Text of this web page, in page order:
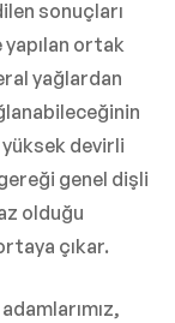
sonuçları
ortak
yağlardan
devirli
genel dişli
olduğu
çıkar.